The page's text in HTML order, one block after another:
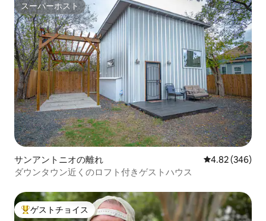
スーパーホスト
スーパーホスト
サンアントニオの離れ レビュー346
4.82 (346)
ダウンタウン近くのロフト付きゲストハウス
大好評のゲストチョイスです。
ゲストチョイス